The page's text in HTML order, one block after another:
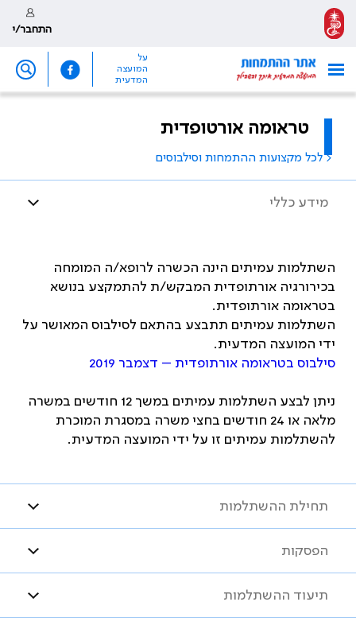
התחבר/י
על
המועצה
המדעית
טראומה אורטופדית
< לכל מקצועות ההתמחות וסילבוסים
מידע כללי
השתלמות עמיתים הינה הכשרה לרופא/ה המומחה
בכירורגיה אורתופדית המבקש/ת להתמקצע בנושא
בטראומה אורתופדית.
השתלמות עמיתים תתבצע בהתאם לסילבוס המאושר על
ידי המועצה המדעית.
סילבוס בטראומה אורתופדית – דצמבר 2019
ניתן לבצע השתלמות עמיתים במשך 12 חודשים במשרה
מלאה או 24 חודשים בחצי משרה במסגרת המוכרת
להשתלמות עמיתים זו על ידי המועצה המדעית.
תחילת ההשתלמות
הפסקות
תיעוד ההשתלמות